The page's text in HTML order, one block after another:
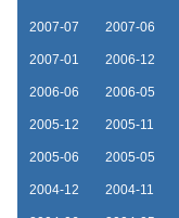
2007-07 2007-06
2007-01 2006-12
2006-06 2006-05
2005-12 2005-11
2005-06 2005-05
2004-12 2004-11